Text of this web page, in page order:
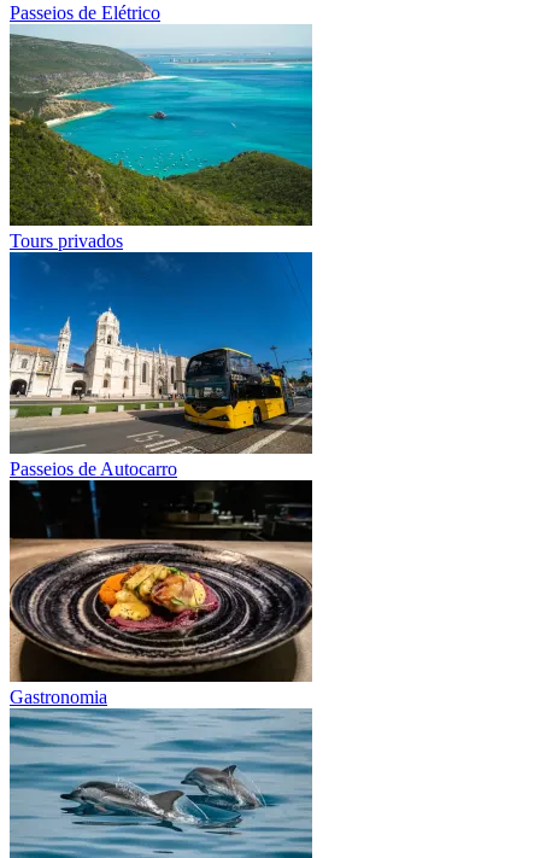
Passeios de Elétrico
Tours privados
Passeios de Autocarro
Gastronomia